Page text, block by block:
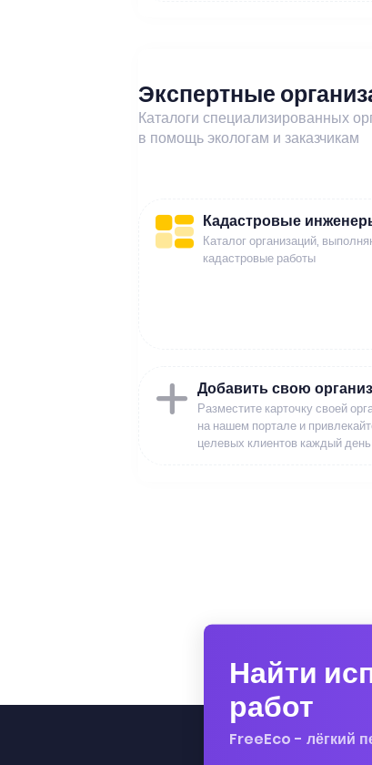
Экспертные
Каталоги специализированных
в помощь экологам и заказчикам
Кадастровые
Каталог организаций,
кадастровые работы
Добавить свою
Разместите карточку своей
на нашем портале и
целевых клиентов каждый день
Найти
работ
FreeEco - лёгкий